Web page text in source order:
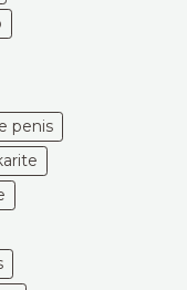
penis